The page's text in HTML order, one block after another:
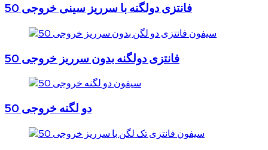
فانتزی دولگنه با سرریز سینی خروجی 50
فانتزی دولگنه بدون سرریز خروجی 50
دو لگنه خروجی 50